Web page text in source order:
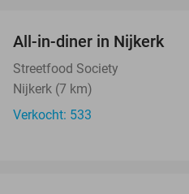
All-in-diner in Nijkerk
Streetfood Society
Nijkerk (7 km)
Verkocht: 533